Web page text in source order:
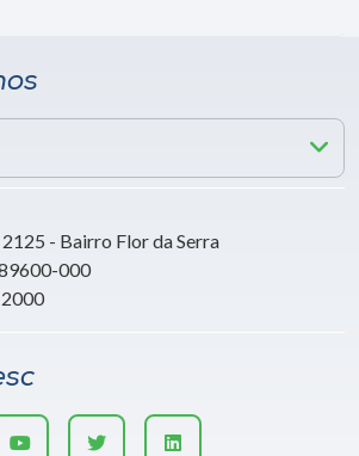
- Bairro Flor da Serra
89600-000